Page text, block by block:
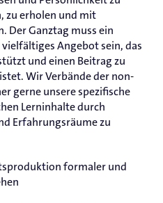
zu erholen und mit
Der Ganztag muss ein
Angebot sein, das
und einen Beitrag zu
Wir Verbände der non-
gerne unsere spezifische
Lerninhalte durch
Erfahrungsräume zu
formaler und